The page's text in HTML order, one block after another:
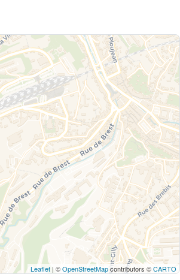
Leaflet | ©OpenStreetMapcontributors ©CARTO